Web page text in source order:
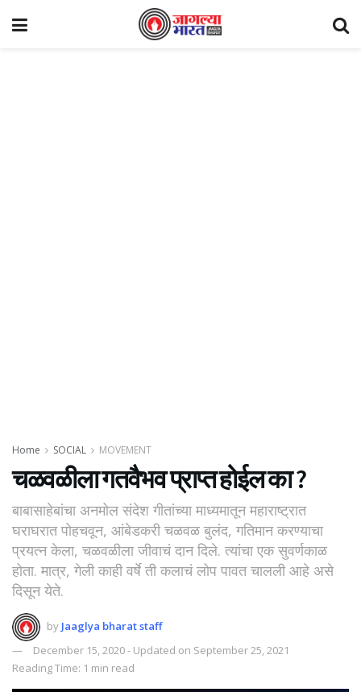
Home SOCIAL MOVEMENT
चळवळीला गतवैभव प्राप्त होईल का ?
बाबासाहेबांचा अनमोल संदेश गीतांच्या माध्यमातून महाराष्ट्रात
घराघरात पोहचवून, आंबेडकरी चळवळ बुलंद, गतिमान करण्याचा
प्रयत्न केला, चळवळीला जीवाचं दान दिले. त्यांचा एक सुवर्णकाळ
होता. मात्र, गेली काही वर्षे ती कलाचं लोप पावत चालली आहे असे
दिसून येते.
by Jaaglya bharat staff
December 15, 2020 - Updated on September 25, 2021
Reading Time: 1 min read